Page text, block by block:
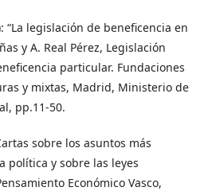
“La legislación de beneficencia en
y A. Real Pérez, Legislación
particular. Fundaciones
y mixtas, Madrid, Ministerio de
pp.11-50.
sobre los asuntos más
política y sobre las leyes
Económico Vasco,